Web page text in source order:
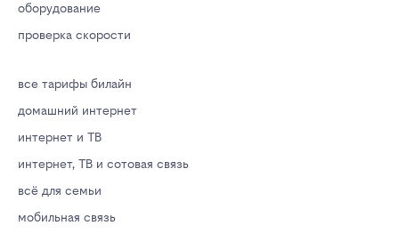
оборудование
проверка скорости
все тарифы билайн
домашний интернет
интернет и ТВ
интернет, ТВ и сотовая связь
всё для семьи
мобильная связь